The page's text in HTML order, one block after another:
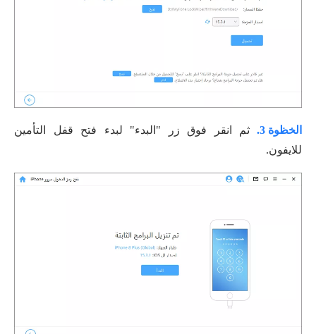
الخظوة 3.
ثم انقر فوق زر "البدء" لبدء فتح قفل التأمين
للايفون.